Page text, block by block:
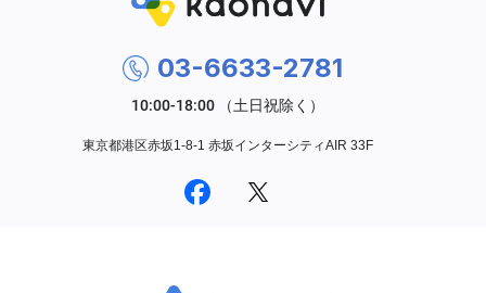
03-6633-2781
東京都港区赤坂1-8-1 赤坂インターシティAIR 33F